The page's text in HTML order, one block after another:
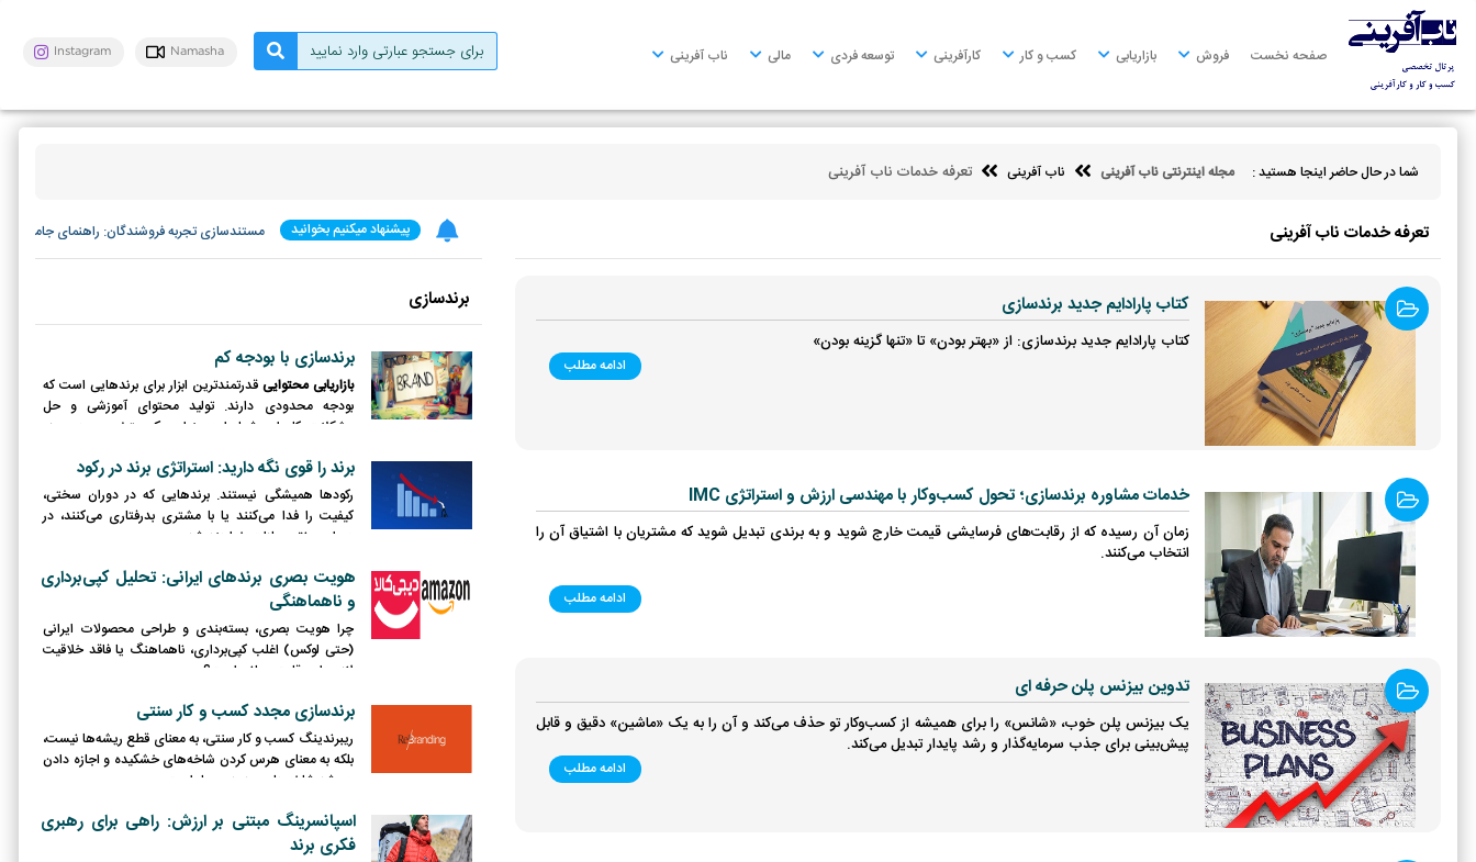
صفحه
نخست
فروش
صفحه نخست فروش بازاریابی کسب و کار کارآفرینی توسعه فردی مالی ناب آفرینی Instagram Namasha
شما در حال حاضر اینجا هستید : مجله اینترنتی ناب آفرینی ناب آفرینی تعرفه خدمات ناب آفرینی
تعرفه خدمات ناب آفرینی
کتاب پارادایم جدید برندسازی
کتاب پارادایم جدید برندسازی: از «بهتر بودن» تا «تنها گزینه بودن»
ادامه مطلب
خدمات مشاوره برندسازی؛ تحول کسب‌وکار با مهندسی ارزش و استراتژی IMC
زمان آن رسیده که از رقابت‌های فرسایشی قیمت خارج شوید و به برندی تبدیل شوید که مشتریان با اشتیاق آن را
انتخاب می‌کنند.
ادامه مطلب
تدوین بیزنس پلن حرفه ای
یک بیزنس پلن خوب، «شانس» را برای همیشه از کسب‌وکار تو حذف می‌کند و آن را به یک «ماشین» دقیق و قابل
پیش‌بینی برای جذب سرمایه‌گذار و رشد پایدار تبدیل می‌کند.
ادامه مطلب
پیشنهاد میکنیم بخوانید اصالت بیش از حد: مرز باریک بین واقعی بودن و
برندسازی
برندسازی با بودجه کم
بازاریابی محتوایی قدرتمندترین ابزار برای برندهایی است که
بودجه محدودی دارند. تولید محتوای آموزشی و حل
مشکلات کاربران، شما را به عنوان یک متخصص در حوزه
برند را قوی نگه دارید: استراتژی برند در رکود
رکودها همیشگی نیستند. برندهایی که در دوران سختی،
کیفیت را فدا می‌کنند یا با مشتری بدرفتاری می‌کنند، در
دوران رونق مجازات خواهند شد.
هویت بصری برندهای ایرانی: تحلیل کپی‌برداری
و ناهماهنگی
چرا هویت بصری، بسته‌بندی و طراحی محصولات ایرانی
(حتی لوکس) اغلب کپی‌برداری، ناهماهنگ یا فاقد خلاقیت
لازم برای رقابت جهانی است؟
برندسازی مجدد کسب و کار سنتی
ریبرندینگ کسب و کار سنتی، به معنای قطع ریشه‌ها نیست،
بلکه به معنای هرس کردن شاخه‌های خشکیده و اجازه دادن
به رشد شاخه‌های جدید و پربار است.
اسپانسرینگ مبتنی بر ارزش: راهی برای رهبری
فکری برند